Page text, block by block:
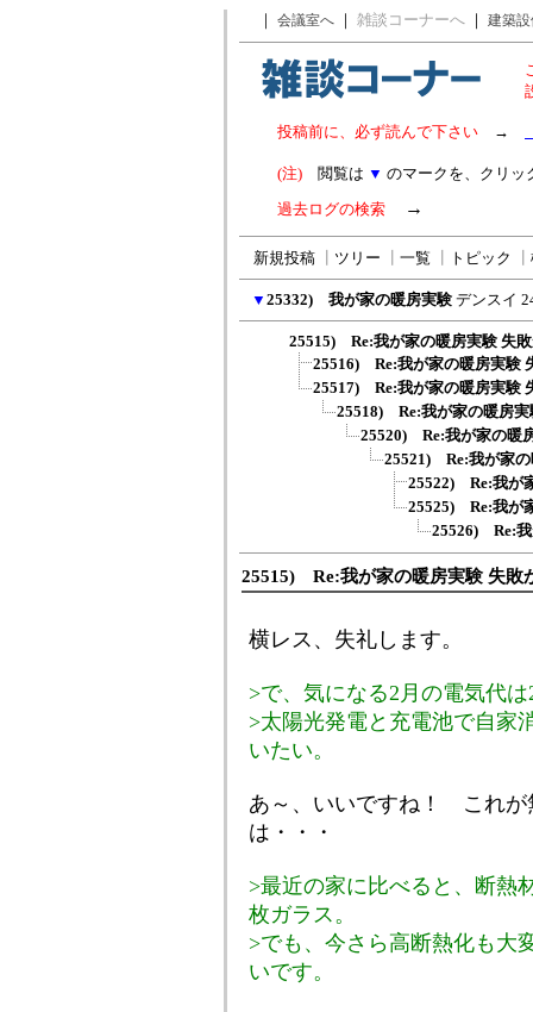
｜ 会議室へ ｜ 雑談コーナーへ ｜ 建築
投稿前に、必ず読んで下さい →
(注) 閲覧は ▼ のマークを、クリッ
過去ログの検索 →
新規投稿 ツリー 一覧 トピック
▼ 25332) 我が家の暖房実験 デンスイ
25515) Re:我が家の暖房実験 失
25516) Re:我が家の暖房実験
25517) Re:我が家の暖房実験
25518) Re:我が家の暖房実
25520) Re:我が家の暖
25521) Re:我が家の
25522) Re:我が
25525) Re:我が
25526) Re:我
25515) Re:我が家の暖房実験 失敗
横レス、失礼します。
>で、気になる2月の電気代
>太陽光発電と充電池で自家
いたい。
あ～、いいですね！ これが
は・・・
>最近の家に比べると、断熱
枚ガラス。
>でも、今さら高断熱化も大
いです。